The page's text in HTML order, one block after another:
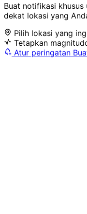
Buat notifikasi
dekat lokasi yang
Pilih lokasi yang
Tetapkan
Atur peringatan